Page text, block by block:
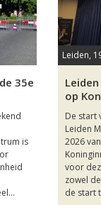
35e
is
Leiden,
op
De start
Leiden
2026
voor
zowel
de start